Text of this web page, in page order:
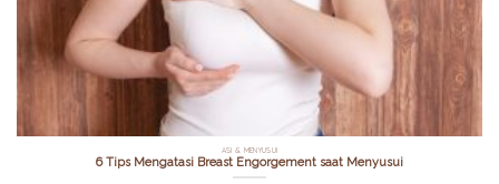
ASI & MENYUSUI
6 Tips Mengatasi Breast Engorgement saat Menyusui